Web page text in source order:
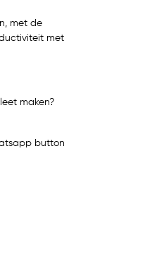
met de
met
maken?
button